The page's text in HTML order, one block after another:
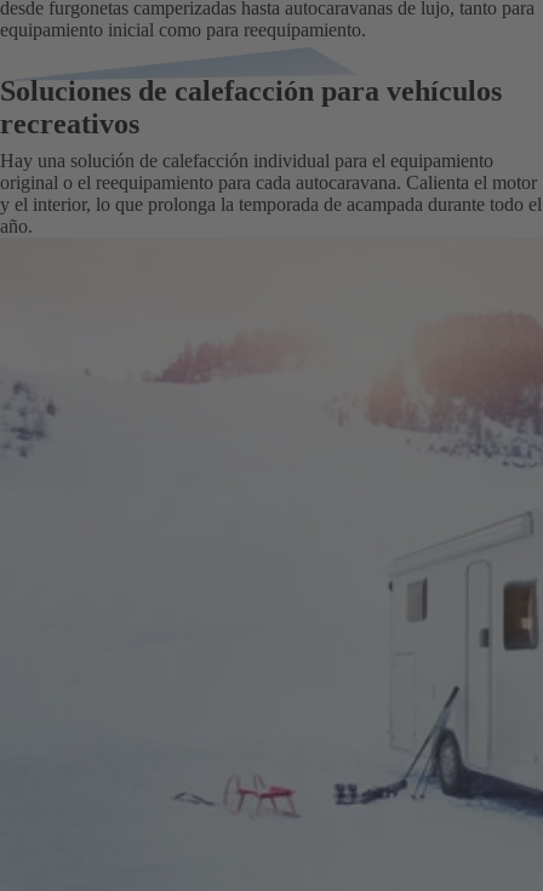
desde furgonetas camperizadas hasta autocaravanas de lujo, tanto para
equipamiento inicial como para reequipamiento.
Soluciones de calefacción para vehículos
recreativos
Hay una solución de calefacción individual para el equipamiento
original o el reequipamiento para cada autocaravana. Calienta el motor
y el interior, lo que prolonga la temporada de acampada durante todo el
año.